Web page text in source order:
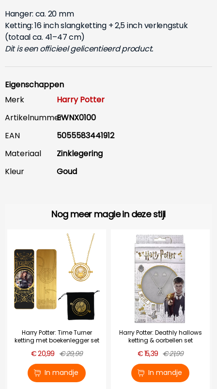
Hanger: ca. 20 mm
Ketting: 16 inch slangketting + 2,5 inch verlengstuk
(totaal ca. 41–47 cm)
Dit is een officieel gelicentieerd product.
Eigenschappen
Merk
Harry Potter
ArtikelnummerEWNX0100
EAN
5055583441912
Materiaal
Zinklegering
Kleur
Goud
Nog meer magie in deze stijl
Harry Potter: Time Turner
ketting met boekenlegger set
€ 20,99 € 29,99
In mandje
Harry Potter: Deathly hallows
ketting & oorbellen set
€ 15,39 € 21,99
In mandje